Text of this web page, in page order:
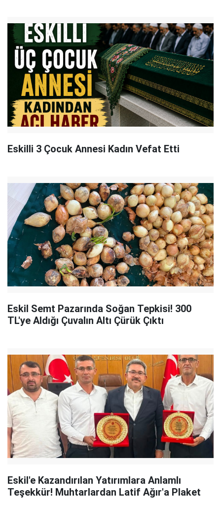
Eskilli 3 Çocuk Annesi Kadın Vefat Etti
Eskil Semt Pazarında Soğan Tepkisi! 300
TL'ye Aldığı Çuvalın Altı Çürük Çıktı
Eskil'e Kazandırılan Yatırımlara Anlamlı
Teşekkür! Muhtarlardan Latif Ağır'a Plaket